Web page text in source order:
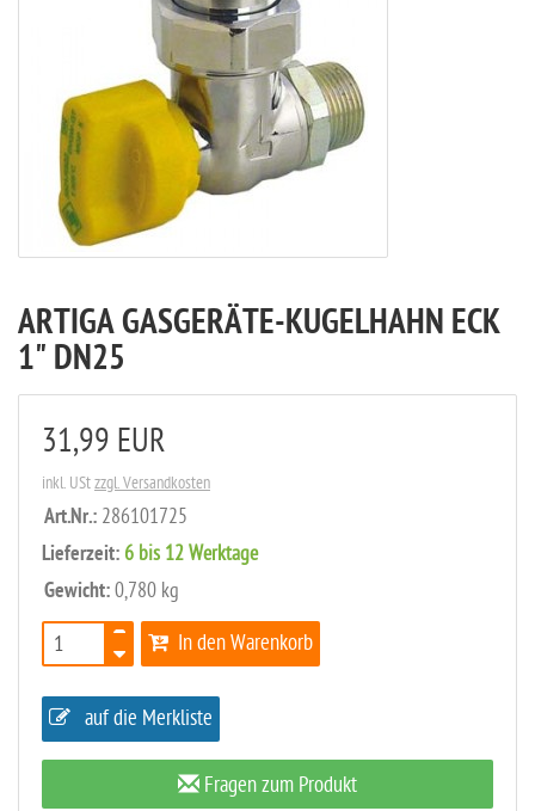
ARTIGA GASGERÄTE-KUGELHAHN ECK
1" DN25
31,99 EUR
inkl. UStzzgl. Versandkosten
Art.Nr.: 286101725
Lieferzeit: 6 bis 12 Werktage
Gewicht: 0,780 kg
In den Warenkorb
auf die Merkliste
Fragen zum Produkt